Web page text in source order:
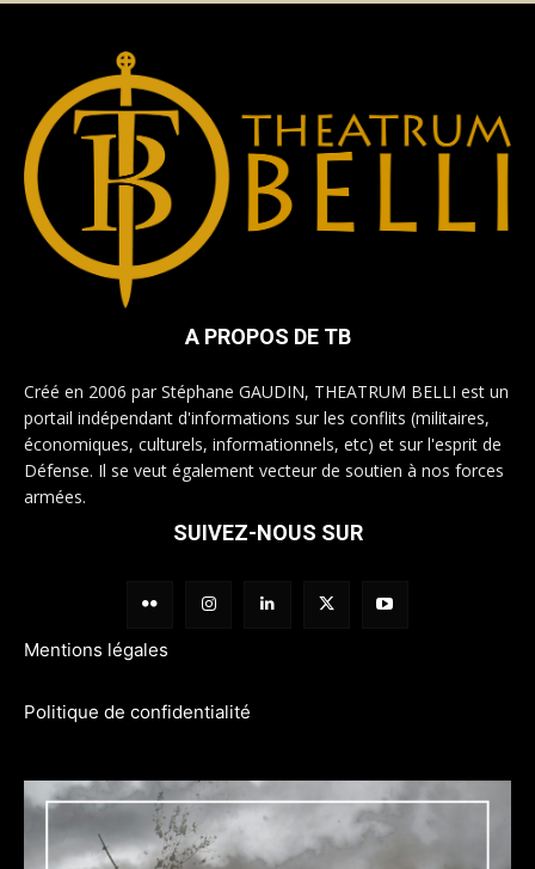
A PROPOS DE TB
Créé en 2006 par Stéphane GAUDIN, THEATRUM BELLI est un
portail indépendant d'informations sur les conflits (militaires,
économiques, culturels, informationnels, etc) et sur l'esprit de
Défense. Il se veut également vecteur de soutien à nos forces
armées.
SUIVEZ-NOUS SUR
Mentions légales
Politique de confidentialité